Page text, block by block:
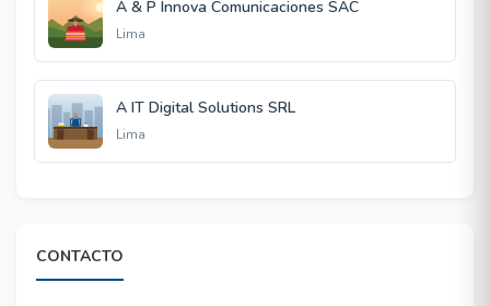
A & P Innova Comunicaciones SAC
Lima
A IT Digital Solutions SRL
Lima
CONTACTO